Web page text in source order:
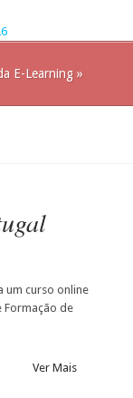
E-Learning »
um curso online
Formação de
Ver Mais